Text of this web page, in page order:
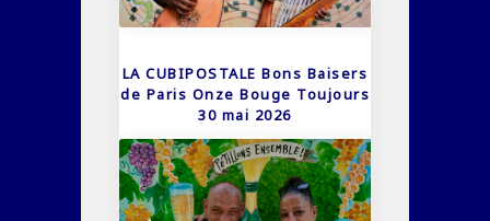
LA CUBIPOSTALE Bons Baisers
de Paris Onze Bouge Toujours
30 mai 2026